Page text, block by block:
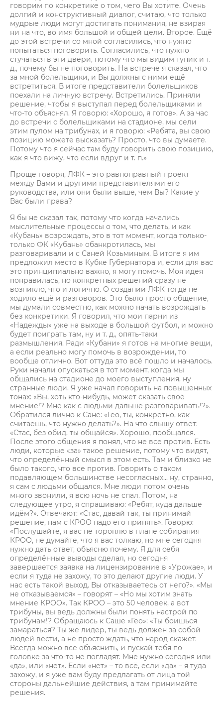
говорим по конкретике о том, чего Вы хотите. Очень
долгий и конструктивный диалог, считаю, что только
мудрые люди могут достигать понимания, не взирая
ни на что, во имя большой и общей цели. Второе. Ещё
до этой встречи со мной согласились, что нужно
попытаться поговорить. Согласились, что нужно
стучаться в эти двери, потому что мы видим тупик и т.
д., почему бы не поговорить. На встрече я сказал, что
за мной болельщики, и Вы должны с ними ещё
встретиться. В итоге представители болельщиков
поехали на личную встречу. Встретились. Приняли
решение, чтобы я выступал перед болельщиками и
что-то объяснял. Я говорю: «Хорошо, я готов». А за час
до встречи с болельщиками на стадионе, мы сели
этим пулом на трибунах, и я говорю: «Ребята, вы свою
позицию можете высказать? Просто, что вы думаете.
Потому что я сейчас там буду говорить свою позицию,
как я что вижу, что если вдруг и т. п.»
Проще говоря, ЛФК – это равноправный проект
между Вами и другими представителями его
руководства, или они были выше, чем Вы? Какие у
Вас были права?
Я бы не сказал так, потому что когда начались
мыслительные процессы о том, что делать, и как
«Кубань» возрождать, это в тот момент, когда только-
только ФК «Кубань» обанкротилась, мы
разговаривали и с Саней Козьминым. В итоге я им
предложил место в Кубке Губернатора и, если для вас
это принципиально важно, я могу помочь. Моя идея
понравилась, но конкретных решений сразу не
возникло, что и логично. О создании ЛФК тогда не
ходило ещё и разговоров. Это было просто общение,
мы думали совместно, как можно начать возрождать
без конкретики. Я говорил, что мои парни из
«Надежды» уже на выходе в большой футбол, и можно
будет поиграть там, ну и т. д., опять-таки
размышления. Ради «Кубани» я готов на многие вещи,
а если реально могу помочь в возрождении, то
вообще отлично. Вот оттуда это всё пошло и началось.
Руки начали опускаться в тот момент, когда мы
общались на стадионе до моего выступления, ну
странные люди. Я уже начал говорить на повышенных
тонах: «Вы, хоть кто-нибудь, может сказать своё
мнение!? Мне как с людьми дальше разговаривать!?».
Обратился лично к Сане: «Гео, ты, конкретно, как
считаешь, что нужно делать?». На что слышу ответ:
«Стас, без обид, ты общайся». Хорошо, пообщался.
После этого общения я понял, что не все против. Есть
люди, которые «за» такое решение, потому что видят,
что определённый смысл в этом есть. Там и близко не
было такого, что все против. Говорить о таком
подавляющем большинстве несогласных... ну, странно,
я сам с людьми общался. Мне люди потом очень
много звонили, я всю ночь не спал. Потом, на
следующее утро, я спрашиваю: «Ребят, куда дальше
идём?». Отвечают: «Стас, давай так, ты принимай
решение, нам с КРОО надо его принять». Говорю:
«Послушайте, я вас не тороплю в плане собирания
КРОО, не думайте, что я вас толкаю, но мне сегодня
нужно дать ответ, объясню почему. Я для себя
определённые выводы сделал, но сегодня
завершается заявка на лицензирование в «Урожае», и
если я туда не захожу, то это делают другие люди. У
нас есть такой выход. Вы отказываетесь от него?». «Мы
не отказываемся» – говорят – «Но мы хотим знать
мнение КРОО». Так КРОО – это 50 человек, а вот
трибуны, вы ведь должны были понять настрой по
трибунам!? Обращаюсь к Саше «Гео»: «Ты боишься
замараться? Ты же лидер, ты ведь должен за собой
людей вести, а не просто ждать, что народ скажет.
Всегда можно всё объяснить, и пускай тебя по
головке за что-то не погладят. Мне нужно сегодня или
«да», или «нет». Если «нет» – то всё, если «да» – я туда
захожу, и я уже вам буду предлагать от лица той
стороны дальнейшие действия, а там принимайте
решения.